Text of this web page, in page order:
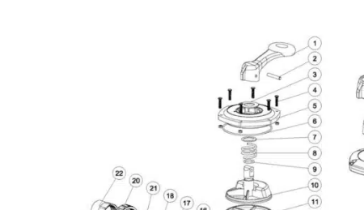
Теплові насоси для дому
Аквафітнес і відпочинок на воді
Запчастини